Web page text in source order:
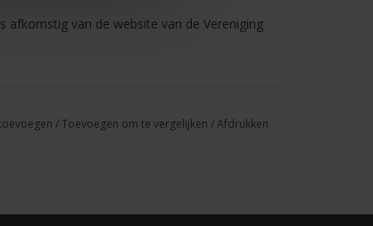
afkomstig van de website van de Vereniging
uw bestelling. Als u ter bescherming van het
/Toevoegen om te vergelijken /Afdrukken